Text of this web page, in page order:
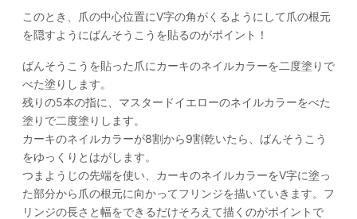
このとき、爪の中心位置にV字の角がくるようにして爪の根元
を隠すようにばんそうこうを貼るのがポイント！
ばんそうこうを貼った爪にカーキのネイルカラーを二度塗りで
べた塗りします。
残りの5本の指に、マスタードイエローのネイルカラーをべた
塗りで二度塗りします。
カーキのネイルカラーが8割から9割乾いたら、ばんそうこう
をゆっくりとはがします。
つまようじの先端を使い、カーキのネイルカラーをV字に塗っ
た部分から爪の根元に向かってフリンジを描いていきます。フ
リンジの長さと幅をできるだけそろえて描くのがポイントで